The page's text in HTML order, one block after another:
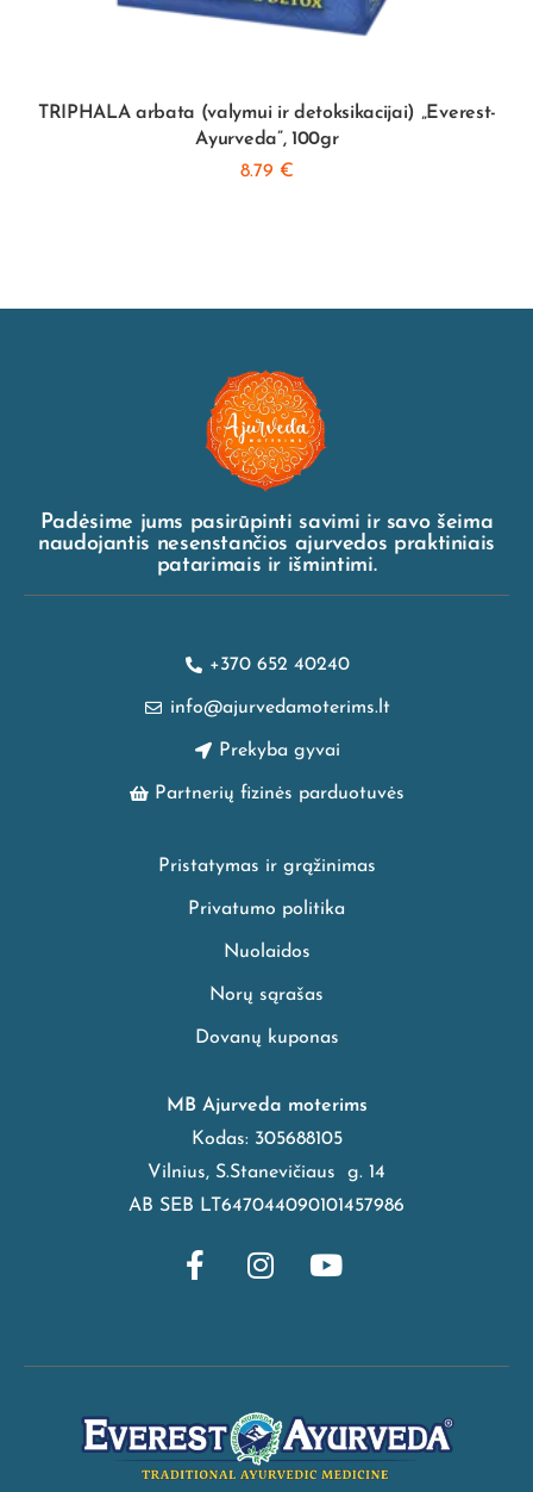
TRIPHALA arbata (valymui ir detoksikacijai) „Everest-
Ayurveda”, 100gr
8.79 €
Padėsime jums pasirūpinti savimi ir savo šeima
naudojantis nesenstančios ajurvedos praktiniais
patarimais ir išmintimi.
+370 652 40240
info@ajurvedamoterims.lt
Prekyba gyvai
Partnerių fizinės parduotuvės
Pristatymas ir grąžinimas
Privatumo politika
Nuolaidos
Norų sąrašas
Dovanų kuponas
MB Ajurveda moterims
Kodas: 305688105
Vilnius, S.Stanevičiaus g. 14
AB SEB LT647044090101457986